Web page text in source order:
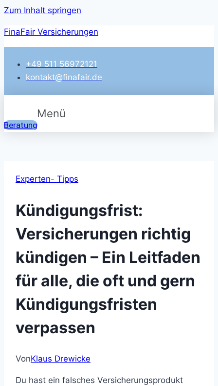
Zum Inhalt springen
FinaFair Versicherungen
+49 511 56972121
kontakt@finafair.de
Menü
Beratung
Experten- Tipps
Kündigungsfrist:
Versicherungen richtig
kündigen – Ein Leitfaden
für alle, die oft und gern
Kündigungsfristen
verpassen
VonKlaus Drewicke
Du hast ein falsches Versicherungsprodukt